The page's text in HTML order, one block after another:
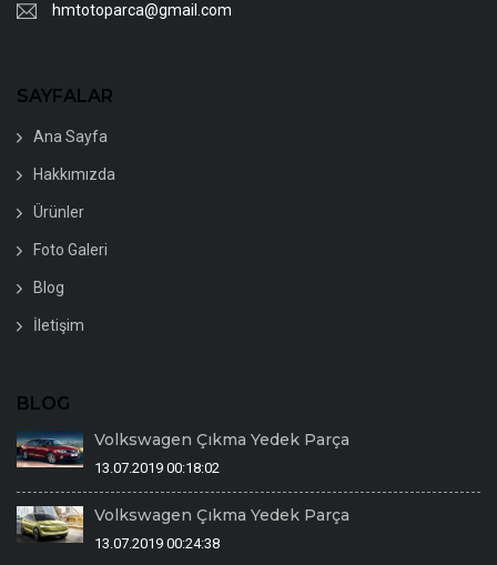
hmtotoparca@gmail.com
SAYFALAR
Ana Sayfa
Hakkımızda
Ürünler
Foto Galeri
Blog
İletişim
BLOG
Volkswagen Çıkma Yedek Parça
13.07.2019 00:18:02
Volkswagen Çıkma Yedek Parça
13.07.2019 00:24:38